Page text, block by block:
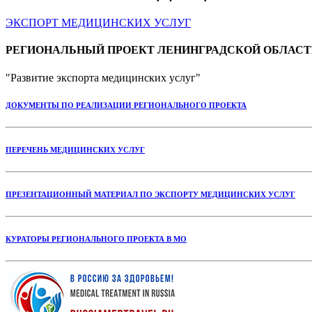
ЭКСПОРТ МЕДИЦИНСКИХ УСЛУГ
РЕГИОНАЛЬНЫЙ ПРОЕКТ ЛЕНИНГРАДСКОЙ
"Развитие экспорта медицинских услуг"
ДОКУМЕНТЫ ПО РЕАЛИЗАЦИИ РЕГИОНАЛЬНОГО ПРОЕКТА
ПЕРЕЧЕНЬ МЕДИЦИНСКИХ УСЛУГ
ПРЕЗЕНТАЦИОННЫЙ МАТЕРИАЛ ПО ЭКСПОРТУ МЕДИЦИНСКИХ УСЛУГ
КУРАТОРЫ РЕГИОНАЛЬНОГО ПРОЕКТА В МО